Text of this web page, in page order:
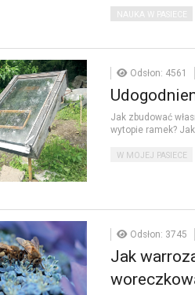
NAUKA W PASIECE
Odsłon: 4561
Jak zbudować
wytopie ramek?
W MOJEJ PASIECE
Odsłon: 3745
Jak